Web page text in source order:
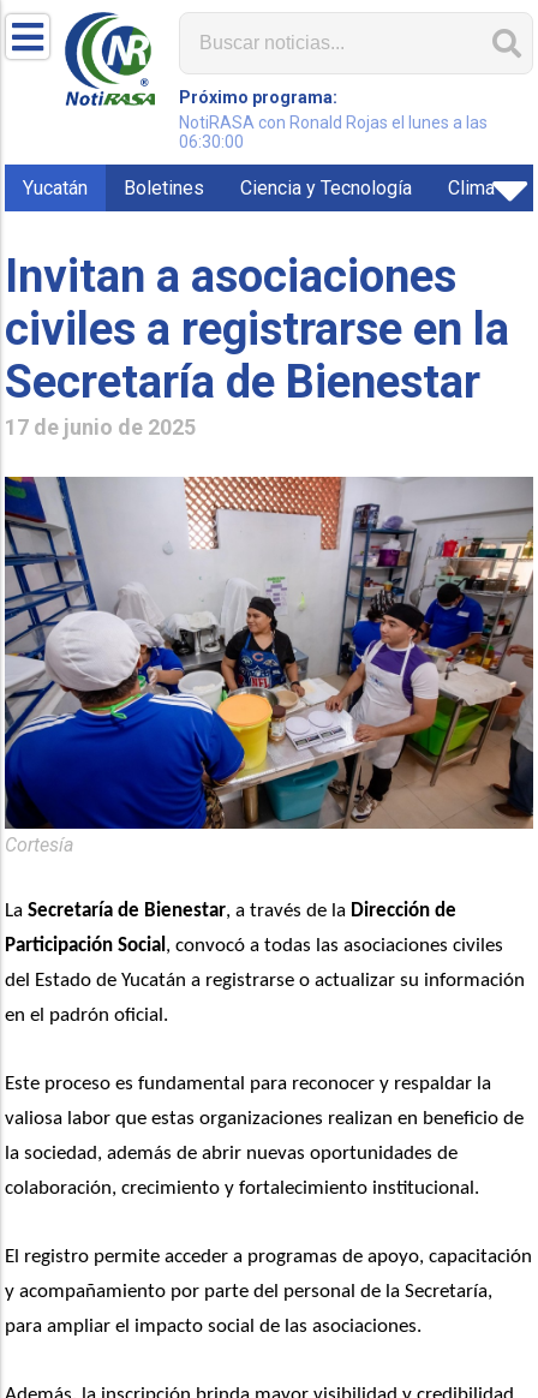
Próximo programa:
NotiRASA con Ronald Rojas el lunes a las
06:30:00
Yucatán Boletines Ciencia y Tecnología Clima
Invitan a asociaciones
civiles a registrarse en la
Secretaría de Bienestar
17 de junio de 2025
Cortesía
La Secretaría de Bienestar, a través de la Dirección de
Participación Social , convocó a todas las asociaciones civiles
del Estado de Yucatán a registrarse o actualizar su información
en el padrón oficial.
Este proceso es fundamental para reconocer y respaldar la
valiosa labor que estas organizaciones realizan en beneficio de
la sociedad, además de abrir nuevas oportunidades de
colaboración, crecimiento y fortalecimiento institucional.
El registro permite acceder a programas de apoyo, capacitación
y acompañamiento por parte del personal de la Secretaría,
para ampliar el impacto social de las asociaciones.